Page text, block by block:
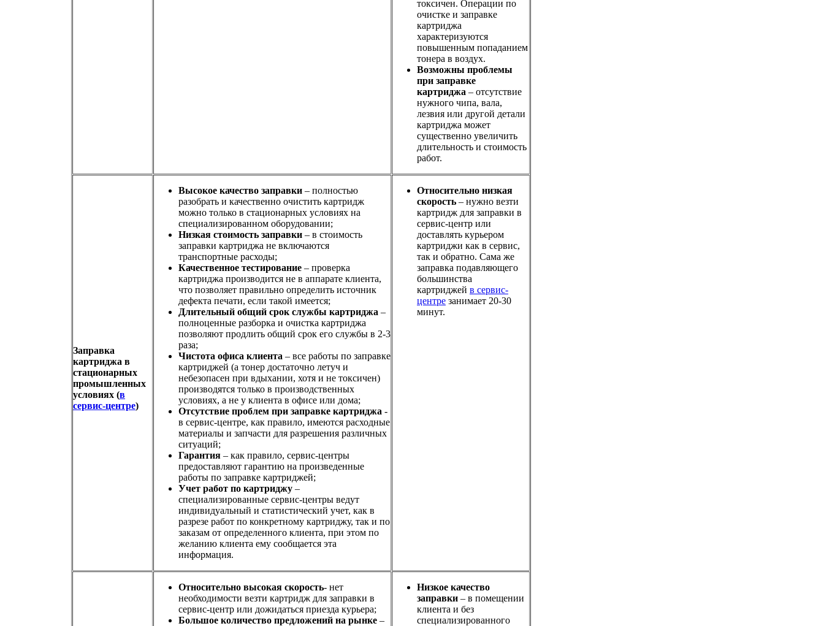
токсичен. Операции по
очистке и заправке
картриджа
характеризуются
повышенным попаданием
тонера в воздух.
Возможны проблемы
при заправке
картриджа – отсутствие
нужного чипа, вала,
лезвия или другой детали
картриджа может
существенно увеличить
длительность и стоимость
работ.
Заправка
картриджа в
стационарных
промышленных
условиях (в
сервис-центре)
Высокое качество заправки – полностью
разобрать и качественно очистить картридж
можно только в стационарных условиях на
специализированном оборудовании;
Низкая стоимость заправки – в стоимость
заправки картриджа не включаются
транспортные расходы;
Качественное тестирование – проверка
картриджа производится не в аппарате клиента,
что позволяет правильно определить источник
дефекта печати, если такой имеется;
Длительный общий срок службы картриджа –
полноценные разборка и очистка картриджа
позволяют продлить общий срок его службы в 2-3
раза;
Чистота офиса клиента – все работы по заправке
картриджей (а тонер достаточно летуч и
небезопасен при вдыхании, хотя и не токсичен)
производятся только в производственных
условиях, а не у клиента в офисе или дома;
Отсутствие проблем при заправке картриджа -
в сервис-центре, как правило, имеются расходные
материалы и запчасти для разрешения различных
ситуаций;
Гарантия – как правило, сервис-центры
предоставляют гарантию на произведенные
работы по заправке картриджей;
Учет работ по картриджу –
специализированные сервис-центры ведут
индивидуальный и статистический учет, как в
разрезе работ по конкретному картриджу, так и по
заказам от определенного клиента, при этом по
желанию клиента ему сообщается эта
информация.
Относительно низкая
скорость – нужно везти
картридж для заправки в
сервис-центр или
доставлять курьером
картриджи как в сервис,
так и обратно. Сама же
заправка подавляющего
большинства
картриджей в сервис-
центре занимает 20-30
минут.
Относительно высокая скорость- нет
необходимости везти картридж для заправки в
сервис-центр или дожидаться приезда курьера;
Большое количество предложений на рынке –
Низкое качество
заправки – в помещении
клиента и без
специализированного